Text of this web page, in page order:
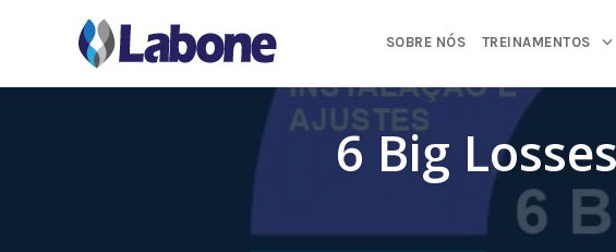
conteúdo
SOBRE NÓS TREINAMENTOS
6 Big